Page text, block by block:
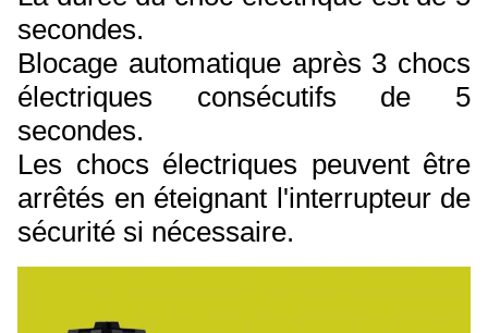
secondes.
Blocage automatique après 3 chocs
électriques consécutifs de 5
secondes.
Les chocs électriques peuvent être
arrêtés en éteignant l'interrupteur de
sécurité si nécessaire.